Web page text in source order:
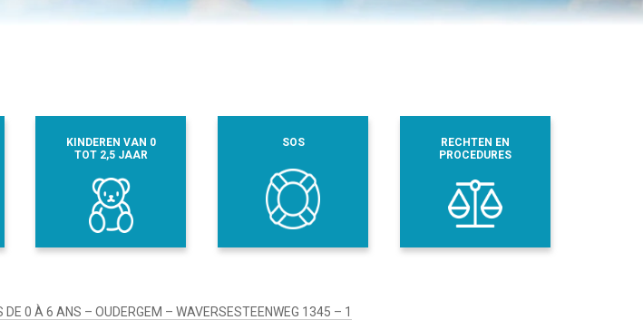
KINDEREN VAN 0
TOT 2,5 JAAR
SOS
RECHTEN EN
PROCEDURES
DE 0 À 6 ANS – OUDERGEM – WAVERSESTEENWEG 1345 – 1